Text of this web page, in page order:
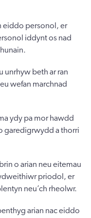
eiddo personol, er
iddynt os nad
unrhyw beth ar ran
wefan marchnad
ydy pa mor hawdd
garedigrwydd a thorri
o arian neu eitemau
priodol, er
neu’ch rheolwr.
arian nac eiddo